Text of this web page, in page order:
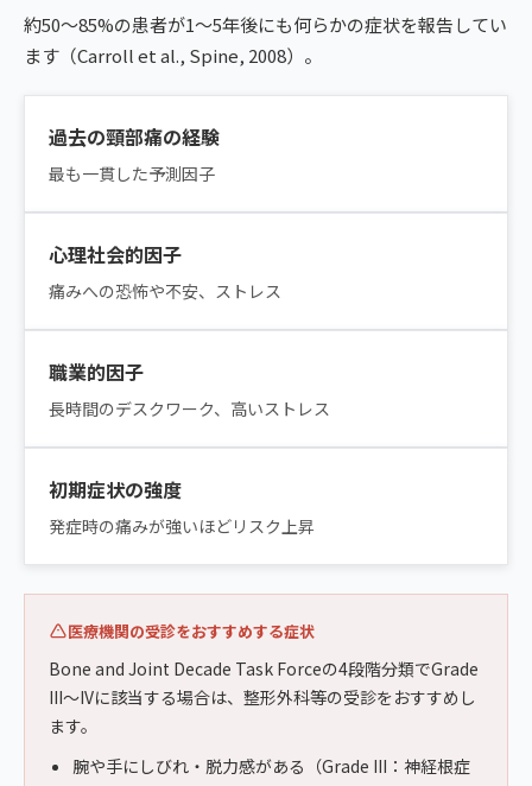
約50〜85%の患者が1〜5年後にも何らかの症状を報告してい
ます（Carroll et al., Spine, 2008）。
過去の頸部痛の経験
最も一貫した予測因子
心理社会的因子
痛みへの恐怖や不安、ストレス
職業的因子
長時間のデスクワーク、高いストレス
初期症状の強度
発症時の痛みが強いほどリスク上昇
医療機関の受診をおすすめする症状
Bone and Joint Decade Task Forceの4段階分類でGrade
III〜IVに該当する場合は、整形外科等の受診をおすすめし
ます。
腕や手にしびれ・脱力感がある（Grade III：神経根症